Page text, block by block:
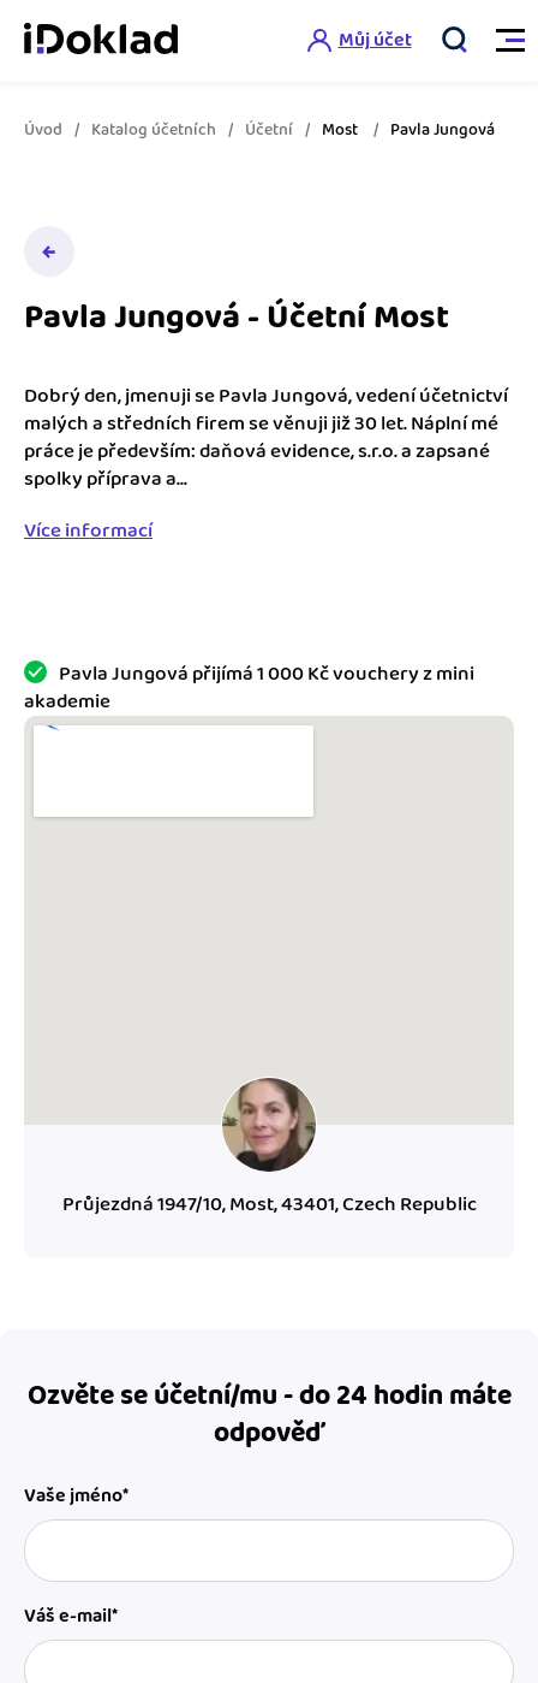
Hlídání cashflow
Spolupráce s účetní
Výkazy pro úřady
Vzdělání
Jak začít s iDokladem
Jak začít podnikat
Jak se vyznat ve fakturaci
mini akademie
Fakturační poradna
Šablony faktur
Šablona pro plátce DPH
Můj účet
Úvod Katalog účetních Účetní Most Pavla Jungová
Pavla Jungová - Účetní Most
Dobrý den, jmenuji se Pavla Jungová, vedení účetnictví
malých a středních firem se věnuji již 30 let. Náplní mé
práce je především: daňová evidence, s.r.o. a zapsané
spolky příprava a...
Více informací
Pavla Jungová přijímá 1 000 Kč vouchery z mini
akademie
Průjezdná 1947/10, Most, 43401, Czech Republic
Ozvěte se účetní/mu - do 24 hodin máte
odpověď
Vaše jméno*
Váš e-mail*